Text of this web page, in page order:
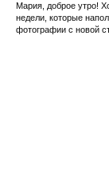
Мария, доброе утро!
недели, которые
фотографии с новой